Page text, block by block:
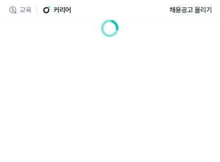
교육 커리어 채용공고 올리기